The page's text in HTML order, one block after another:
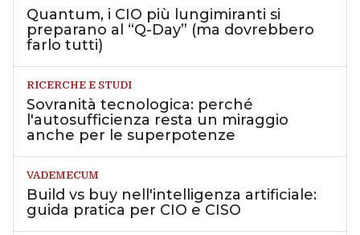
Quantum, i CIO più lungimiranti si
preparano al “Q-Day” (ma dovrebbero
farlo tutti)
RICERCHE E STUDI
Sovranità tecnologica: perché
l'autosufficienza resta un miraggio
anche per le superpotenze
VADEMECUM
Build vs buy nell'intelligenza artificiale:
guida pratica per CIO e CISO